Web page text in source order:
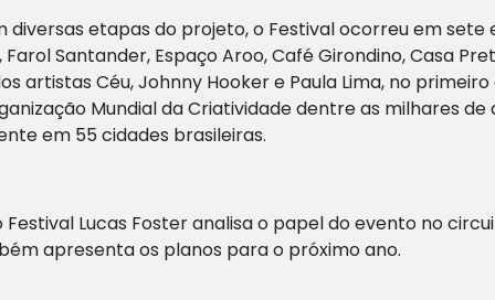
etapas do projeto, o Festival ocorreu em sete
Farol Santander, Espaço Aroo, Café Girondino, Casa
artistas Céu, Johnny Hooker e Paula Lima, no
Mundial da Criatividade dentre as milhares
em 55 cidades brasileiras.
Lucas Foster analisa o papel do evento no
apresenta os planos para o próximo ano.